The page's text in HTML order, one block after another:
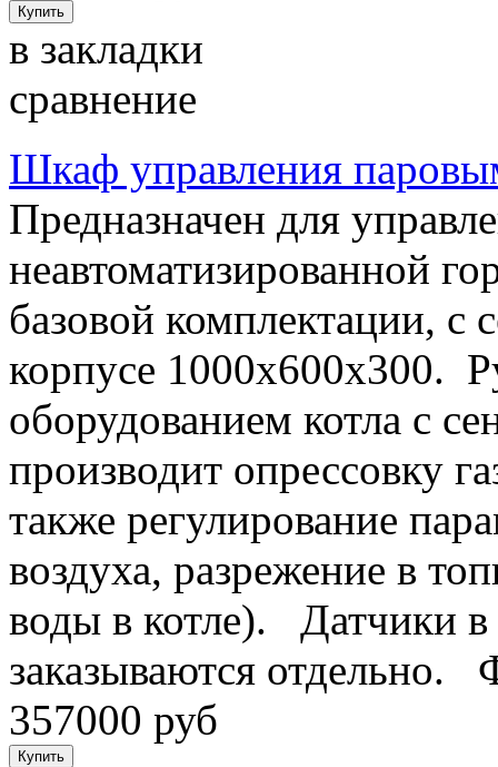
в закладки
сравнение
Шкаф управления
Предназначен для
неавтоматизированной
базовой комплектации, с
корпусе 1000х600х300.
оборудованием котла с
производит опрессовку
также регулирование
воздуха, разрежение в
воды в котле). Датчики в
заказываются отдельно.
357000 руб